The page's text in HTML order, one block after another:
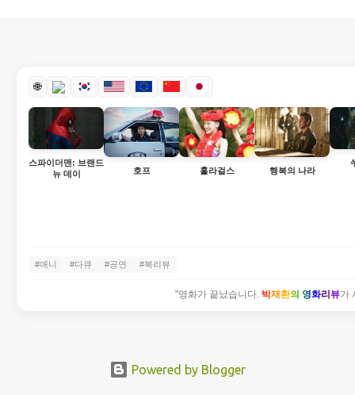
🌐
스파이더맨: 브랜드
뉴 데이
호프 훌라걸스 행복의 나라
#애니 #다큐 #공연 #북리뷰
"영화가 끝났습니다. 박재환의 영화리뷰가
Powered by Blogger